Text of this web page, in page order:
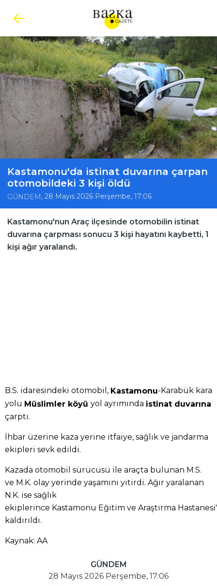
Kastamonu'da istinat duvarına çarpan
otomobildeki 3 kişi öldü
GÜNDEM , 28 Mayıs 2026 Perşembe, 17:06
Kastamonu'nun Araç ilçesinde otomobilin istinat
duvarına çarpması sonucu 3 kişi hayatını kaybetti, 1
kişi ağır yaralandı.
B.S. idaresindeki otomobil, Kastamonu-Karabük kara
yolu Müslimler köyü yol ayrımında istinat duvarına
çarptı.
İhbar üzerine kaza yerine itfaiye, sağlık ve jandarma
ekipleri sevk edildi.
Kazada otomobil sürücüsü ile araçta bulunan M.S.
ve M.K. olay yerinde yaşamını yitirdi. Ağır yaralanan
N.K. ise sağlık
ekiplerince Kastamonu Eğitim ve Araştırma
kaldırıldı.
Kaynak: AA
GÜNDEM
28 Mayıs 2026 Perşembe, 17:06